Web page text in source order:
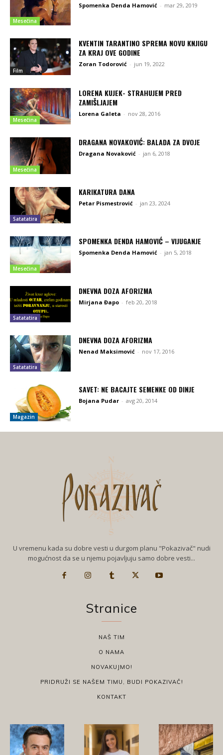
Mesečina
Spomenka Denda Hamović - mar 29, 2019
Film
KVENTIN TARANTINO SPREMA NOVU KNJIGU
ZA KRAJ OVE GODINE
Zoran Todorović - jun 19, 2022
Mesečina
LORENA KUJEK- STRAHUJEM PRED
ZAMIŠLJAJEM
Lorena Galeta - nov 28, 2016
Mesečina
DRAGANA NOVAKOVIĆ: BALADA ZA DVOJE
Dragana Novaković - jan 6, 2018
Satatatira
KARIKATURA DANA
Petar Pismestrović - jan 23, 2024
Mesečina
SPOMENKA DENDA HAMOVIĆ – VIJUGANJE
Spomenka Denda Hamović - jan 5, 2018
Satatatira
DNEVNA DOZA AFORIZMA
Mirjana Đapo - feb 20, 2018
Satatatira
DNEVNA DOZA AFORIZMA
Nenad Maksimović - nov 17, 2016
Magazin
SAVET: NE BACAJTE SEMENKE OD DINJE
Bojana Pudar - avg 20, 2014
U vremenu kada su dobre vesti u durgom planu "Pokazivač" nudi
mogućnost da se u njemu pojavljuju samo dobre vesti...
Stranice
NAŠ TIM
O NAMA
NOVAKUJMO!
PRIDRUŽI SE NAŠEM TIMU, BUDI POKAZIVAČ!
KONTAKT